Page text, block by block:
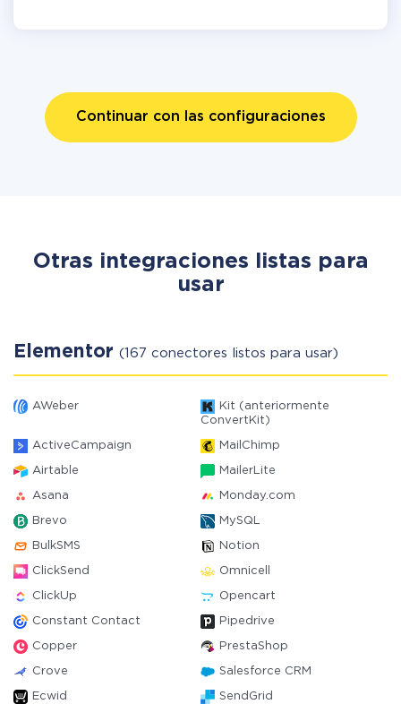
Continuar con las configuraciones
Otras integraciones listas para
usar
Elementor (167 conectores listos para usar)
AWeber
Kit (anteriormente
ConvertKit)
ActiveCampaign MailChimp
Airtable MailerLite
Asana Monday.com
Brevo MySQL
BulkSMS Notion
ClickSend Omnicell
ClickUp Opencart
Constant Contact Pipedrive
Copper PrestaShop
Crove Salesforce CRM
Ecwid SendGrid